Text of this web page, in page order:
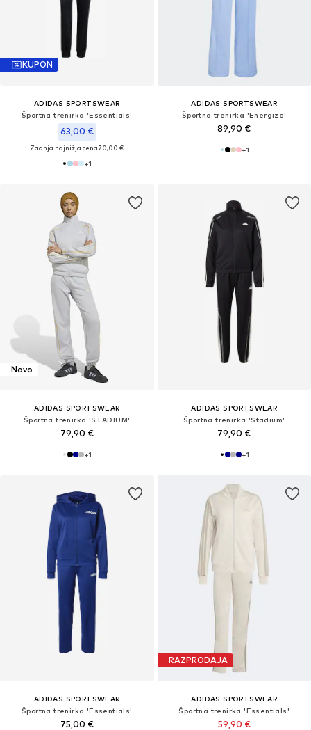
KUPON
ADIDAS SPORTSWEAR
Športna trenirka 'Essentials'
63,00 €
Zadnja najnižja cena70,00 €
+1
ADIDAS SPORTSWEAR
Športna trenirka 'Energize'
89,90 €
+1
Novo
ADIDAS SPORTSWEAR
Športna trenirka 'STADIUM'
79,90 €
+1
ADIDAS SPORTSWEAR
Športna trenirka 'Stadium'
79,90 €
+1
ADIDAS SPORTSWEAR
Športna trenirka 'Essentials'
75,00 €
RAZPRODAJA
ADIDAS SPORTSWEAR
Športna trenirka 'Essentials'
59,90 €